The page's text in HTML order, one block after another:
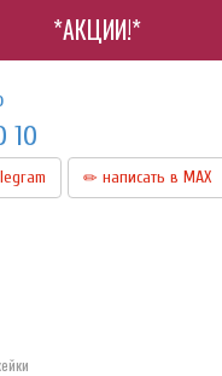
*АКЦИИ!*
10
написать в МАХ